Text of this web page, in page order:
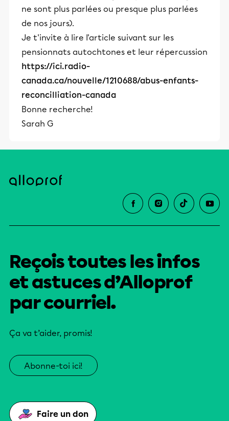
ne sont plus parlées ou presque plus parlées
de nos jours).
Je t'invite à lire l'article suivant sur les
pensionnats autochtones et leur répercussion
https://ici.radio-
canada.ca/nouvelle/1210688/abus-enfants-
reconcilliation-canada
Bonne recherche!
Sarah G
Reçois toutes les infos
et astuces d’Alloprof
par courriel.
Ça va t’aider, promis!
Abonne-toi ici!
Faire un don